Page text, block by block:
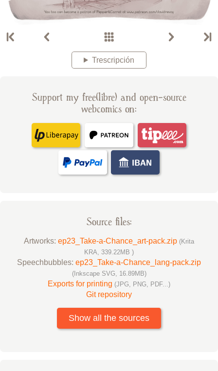
Trescripción
Support my free(libre) and open-source
webcomics on:
Source files:
Artworks: ep23_Take-a-Chance_art-pack.zip (Krita
KRA, 339.22MB )
Speechbubbles: ep23_Take-a-Chance_lang-pack.zip
(Inkscape SVG, 16.89MB)
Exports for printing (JPG, PNG, PDF...)
Git repository
Show all the sources